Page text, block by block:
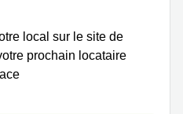
local sur le site de
prochain locataire